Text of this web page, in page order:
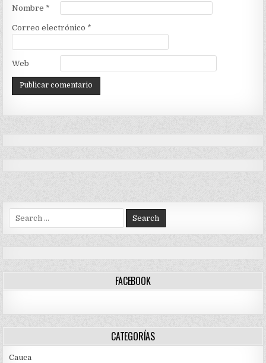
Nombre *
Correo electrónico *
Web
Search
for:
FACEBOOK
CATEGORÍAS
Cauca